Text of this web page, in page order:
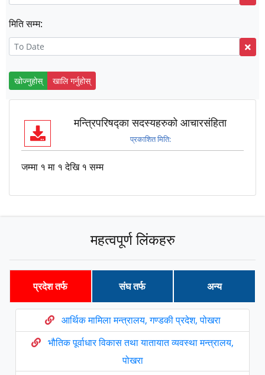
मिति सम्म:
खोज्नुहोस् खालि गर्नुहोस्
मन्त्रिपरिषद्का सदस्यहरुको आचारसंहिता
प्रकाशित मिति:
जम्मा १ मा १ देखि १ सम्म
महत्वपूर्ण लिंकहरु
प्रदेश तर्फ संघ तर्फ अन्य
आर्थिक मामिला मन्त्रालय, गण्डकी प्रदेश, पोखरा
भौतिक पूर्वाधार विकास तथा यातायात व्यवस्था मन्त्रालय,
पोखरा